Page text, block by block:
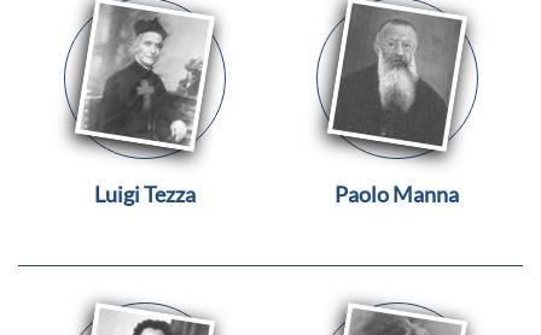
Luigi Tezza Paolo Manna